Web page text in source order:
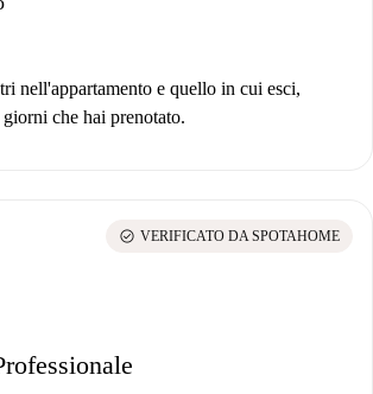
nell'appartamento e quello in cui esci,
che hai prenotato.
check_circle VERIFICATO DA SPOTAHOME